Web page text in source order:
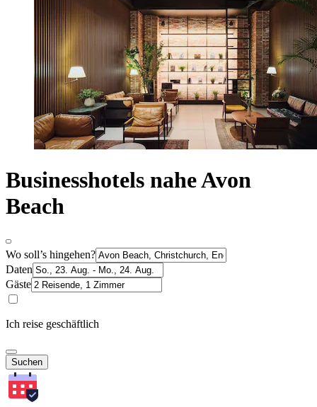
Businesshotels nahe Avon
Beach
Wo soll’s hingehen?
Daten
Gäste
Ich reise geschäftlich
Suchen